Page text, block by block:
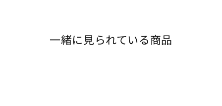
一緒に見られている商品